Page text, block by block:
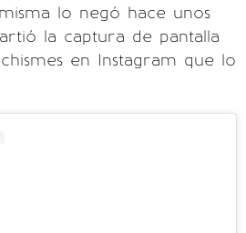
lo negó hace unos
la captura de pantalla
en Instagram que lo